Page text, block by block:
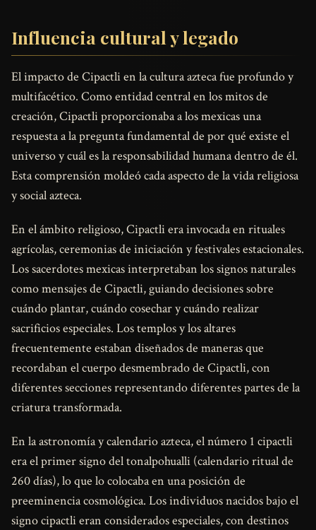
Influencia cultural y legado
El impacto de Cipactli en la cultura azteca fue profundo y
multifacético. Como entidad central en los mitos de
creación, Cipactli proporcionaba a los mexicas una
respuesta a la pregunta fundamental de por qué existe el
universo y cuál es la responsabilidad humana dentro de él.
Esta comprensión moldeó cada aspecto de la vida religiosa
y social azteca.
En el ámbito religioso, Cipactli era invocada en rituales
agrícolas, ceremonias de iniciación y festivales estacionales.
Los sacerdotes mexicas interpretaban los signos naturales
como mensajes de Cipactli, guiando decisiones sobre
cuándo plantar, cuándo cosechar y cuándo realizar
sacrificios especiales. Los templos y los altares
frecuentemente estaban diseñados de maneras que
recordaban el cuerpo desmembrado de Cipactli, con
diferentes secciones representando diferentes partes de la
criatura transformada.
En la astronomía y calendario azteca, el número 1 cipactli
era el primer signo del tonalpohualli (calendario ritual de
260 días), lo que lo colocaba en una posición de
preeminencia cosmológica. Los individuos nacidos bajo el
signo cipactli eran considerados especiales, con destinos